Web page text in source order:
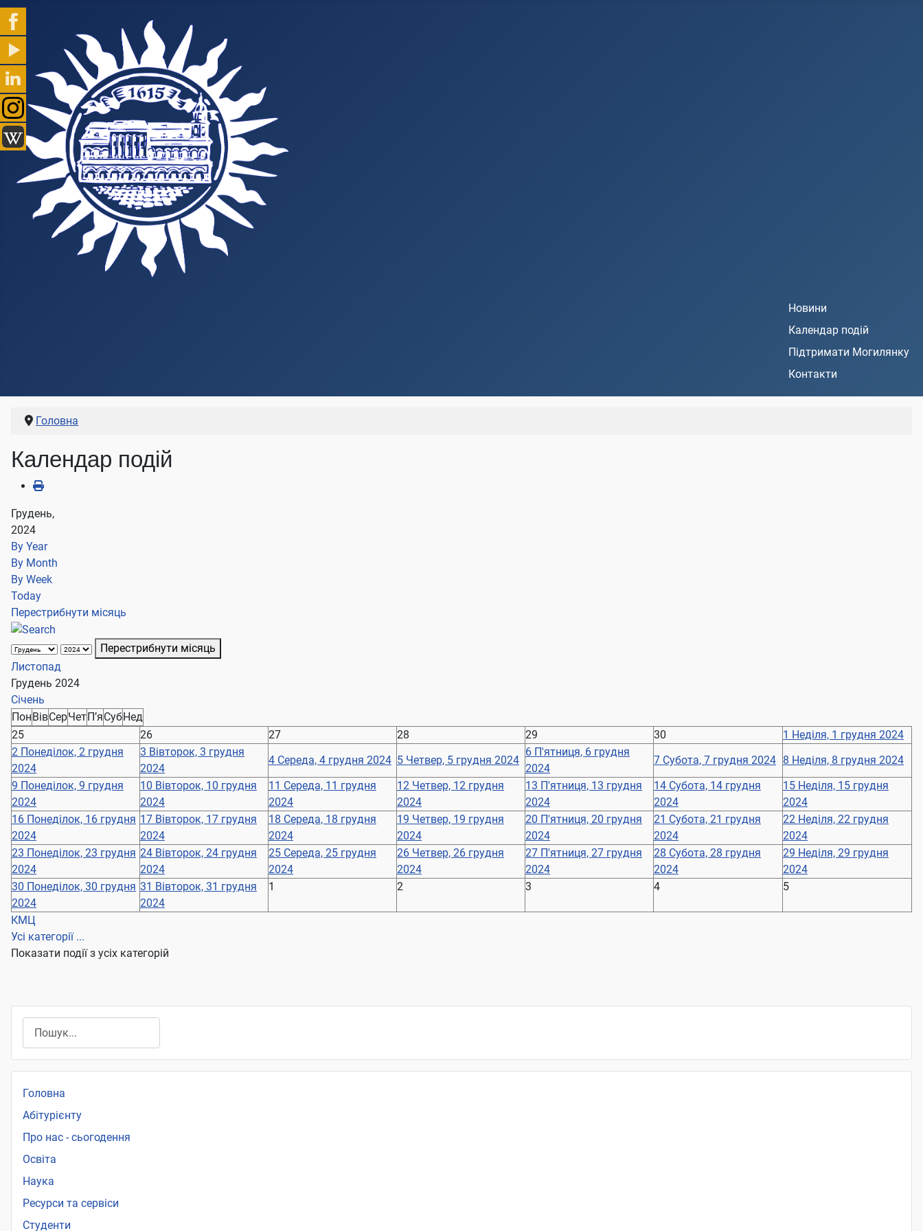
Новини
Календар подій
Підтримати Могилянку
Контакти
Головна
Календар подій
Грудень,
2024
By Year
By Month
By Week
Today
Перестрибнути місяць
Перестрибнути місяць
Листопад
Грудень 2024
Січень
Пон ВівСерЧет П’яСубНед
25
26 27 28 29 30 1 Неділя, 1 грудня 2024
2 Понеділок, 2 грудня
2024
3 Вівторок, 3 грудня
2024
4 Середа, 4 грудня 2024 5 Четвер, 5 грудня 2024
6 П'ятниця, 6 грудня
2024
7 Субота, 7 грудня 2024 8 Неділя, 8 грудня 2024
9 Понеділок, 9 грудня
2024
10 Вівторок, 10 грудня
2024
11 Середа, 11 грудня
2024
12 Четвер, 12 грудня
2024
13 П'ятниця, 13 грудня
2024
14 Субота, 14 грудня
2024
15 Неділя, 15 грудня
2024
16 Понеділок, 16 грудня
2024
17 Вівторок, 17 грудня
2024
18 Середа, 18 грудня
2024
19 Четвер, 19 грудня
2024
20 П'ятниця, 20 грудня
2024
21 Субота, 21 грудня
2024
22 Неділя, 22 грудня
2024
23 Понеділок, 23 грудня
2024
24 Вівторок, 24 грудня
2024
25 Середа, 25 грудня
2024
26 Четвер, 26 грудня
2024
27 П'ятниця, 27 грудня
2024
28 Субота, 28 грудня
2024
29 Неділя, 29 грудня
2024
30 Понеділок, 30 грудня
2024
31 Вівторок, 31 грудня
2024
1 2 3 4 5
КМЦ
Усі категорії ...
Показати події з усіх категорій
Головна
Абітурієнту
Про нас - сьогодення
Освіта
Наука
Ресурси та сервіси
Студенти